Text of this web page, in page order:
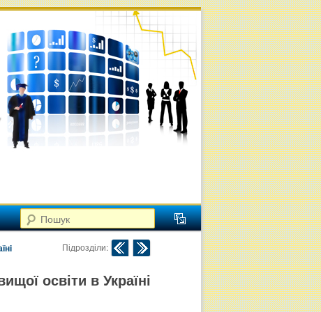
Пошук
Навігація по публікаціям
Підрозділи:
освіти в Україні